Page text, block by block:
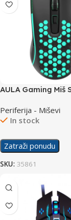
AULA Gaming Miš
Periferija - Miševi
In stock
Zatraži ponudu
SKU: 35861